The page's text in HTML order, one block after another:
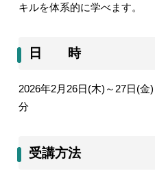
キルを体系的に学べます。
日 時
2026年2月 26日(木) ～ 27日(金)
分
受講方法